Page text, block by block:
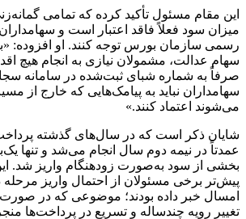
این مقام مسئول تأکید کرده که تمامی
میزان سود فعلاً فاقد اعتبار است و
رسمی سازمان بورس توجه کنند. او افزوده:
سهام عدالت، مشمولان نیازی به انجام هیچ
صرفاً به شماره شبای ثبت‌شده در سامانه
سهامداران نباید به پیامک‌هایی که خارج از
می‌شوند اعتماد کنند.»
شایان ذکر است که در سال‌های گذشته
بخشی از سود به‌صورت زودهنگام واریز شد.
پیش‌تر برخی مسئولان از احتمال واریز مرحله
امسال خبر داده بودند؛ موضوعی که در صورت
تغییر رویه چندساله و تسریع در پرداخت‌ها